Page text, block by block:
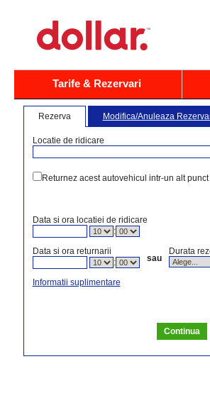
Tarife & Rezervari
Rezerva Modifica/Anuleaza
Locatie de ridicare
Returnez acest autovehicul intr-un alt punct
Data si ora locatiei de ridicare
:
Data si ora returnarii
:
sau
Durata
Informatii suplimentare